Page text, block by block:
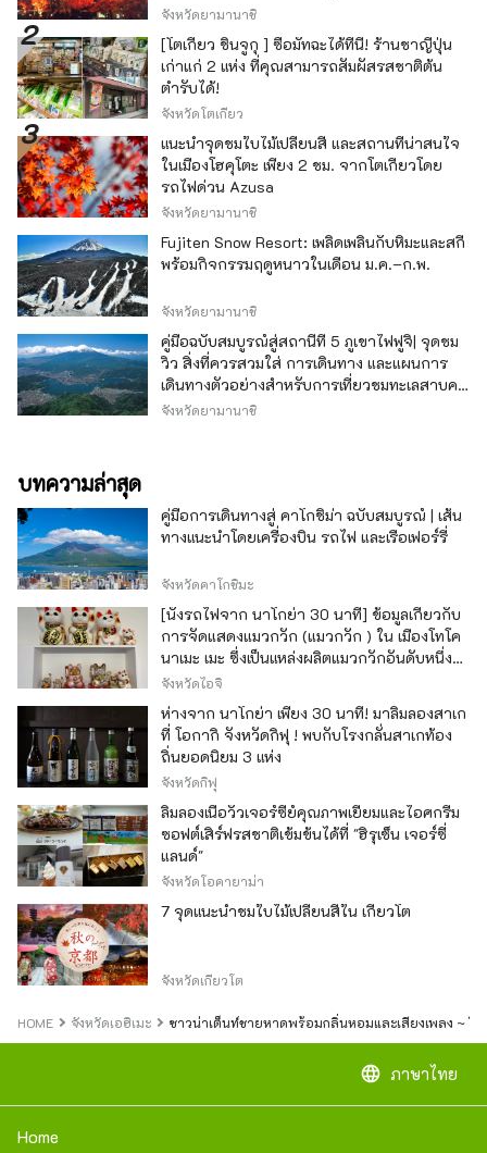
จังหวัดยามานาชิ
[โตเกียว ชินจูกุ ] ซื้อมัทฉะได้ที่นี่! ร้านชาญี่ปุ่น
เก่าแก่ 2 แห่ง ที่คุณสามารถสัมผัสรสชาติต้น
ตำรับได้!
จังหวัดโตเกียว
แนะนำจุดชมใบไม้เปลี่ยนสี และสถานที่น่าสนใจ
ในเมืองโฮคุโตะ เพียง 2 ชม. จากโตเกียวโดย
รถไฟด่วน Azusa
จังหวัดยามานาชิ
Fujiten Snow Resort: เพลิดเพลินกับหิมะและสกี
พร้อมกิจกรรมฤดูหนาวในเดือน ม.ค.–ก.พ.
จังหวัดยามานาชิ
คู่มือฉบับสมบูรณ์สู่สถานีที่ 5 ภูเขาไฟฟูจิ| จุดชม
วิว สิ่งที่ควรสวมใส่ การเดินทาง และแผนการ
เดินทางตัวอย่างสำหรับการเที่ยวชมทะเลสาบคา
วากุจิ
จังหวัดยามานาชิ
บทความล่าสุด
คู่มือการเดินทางสู่ คาโกชิม่า ฉบับสมบูรณ์ | เส้น
ทางแนะนำโดยเครื่องบิน รถไฟ และเรือเฟอร์รี่
จังหวัดคาโกชิมะ
[นั่งรถไฟจาก นาโกย่า 30 นาที] ข้อมูลเกี่ยวกับ
การจัดแสดงแมวกวัก (แมวกวัก ) ใน เมืองโทโค
นาเมะ เมะ ซึ่งเป็นแหล่งผลิตแมวกวักอันดับหนึ่ง
ของญี่ปุ่น
จังหวัดไอจิ
ห่างจาก นาโกย่า เพียง 30 นาที! มาลิ้มลองสาเก
ที่ โอกากิ จังหวัดกิฟุ ! พบกับโรงกลั่นสาเกท้อง
ถิ่นยอดนิยม 3 แห่ง
จังหวัดกิฟุ
ลิ้มลองเนื้อวัวเจอร์ซีย์คุณภาพเยี่ยมและไอศกรีม
ซอฟต์เสิร์ฟรสชาติเข้มข้นได้ที่ "ฮิรุเซ็น เจอร์ซี่
แลนด์"
จังหวัดโอคายาม่า
7 จุดแนะนำชมใบไม้เปลี่ยนสีใน เกียวโต
จังหวัดเกียวโต
HOME จังหวัดเอฮิเมะ ซาวน่าเต็นท์ชายหาดพร้อมกลิ่นหอมและเสียงเพลง ~ ใ
language ภาษาไทย
Home